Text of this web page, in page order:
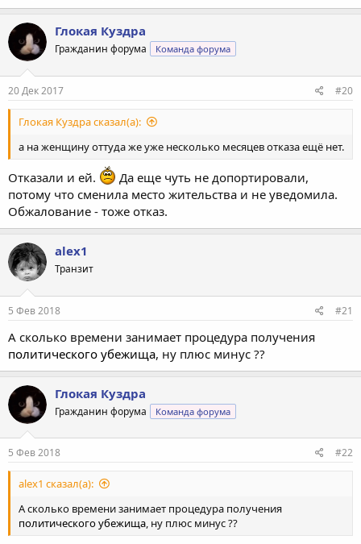
Глокая Куздра
Гражданин форума Команда форума
20 Дек 2017 #20
Глокая Куздра сказал(а):
а на женщину оттуда же уже несколько месяцев отказа ещё нет.
Отказали и ей.
Да еще чуть не допортировали,
потому что сменила место жительства и не уведомила.
Обжалование - тоже отказ.
alex1
Транзит
5 Фев 2018 #21
А сколько времени занимает процедура получения
политического убежища, ну плюс минус ??
Глокая Куздра
Гражданин форума Команда форума
5 Фев 2018 #22
alex1 сказал(а):
А сколько времени занимает процедура получения
политического убежища, ну плюс минус ??